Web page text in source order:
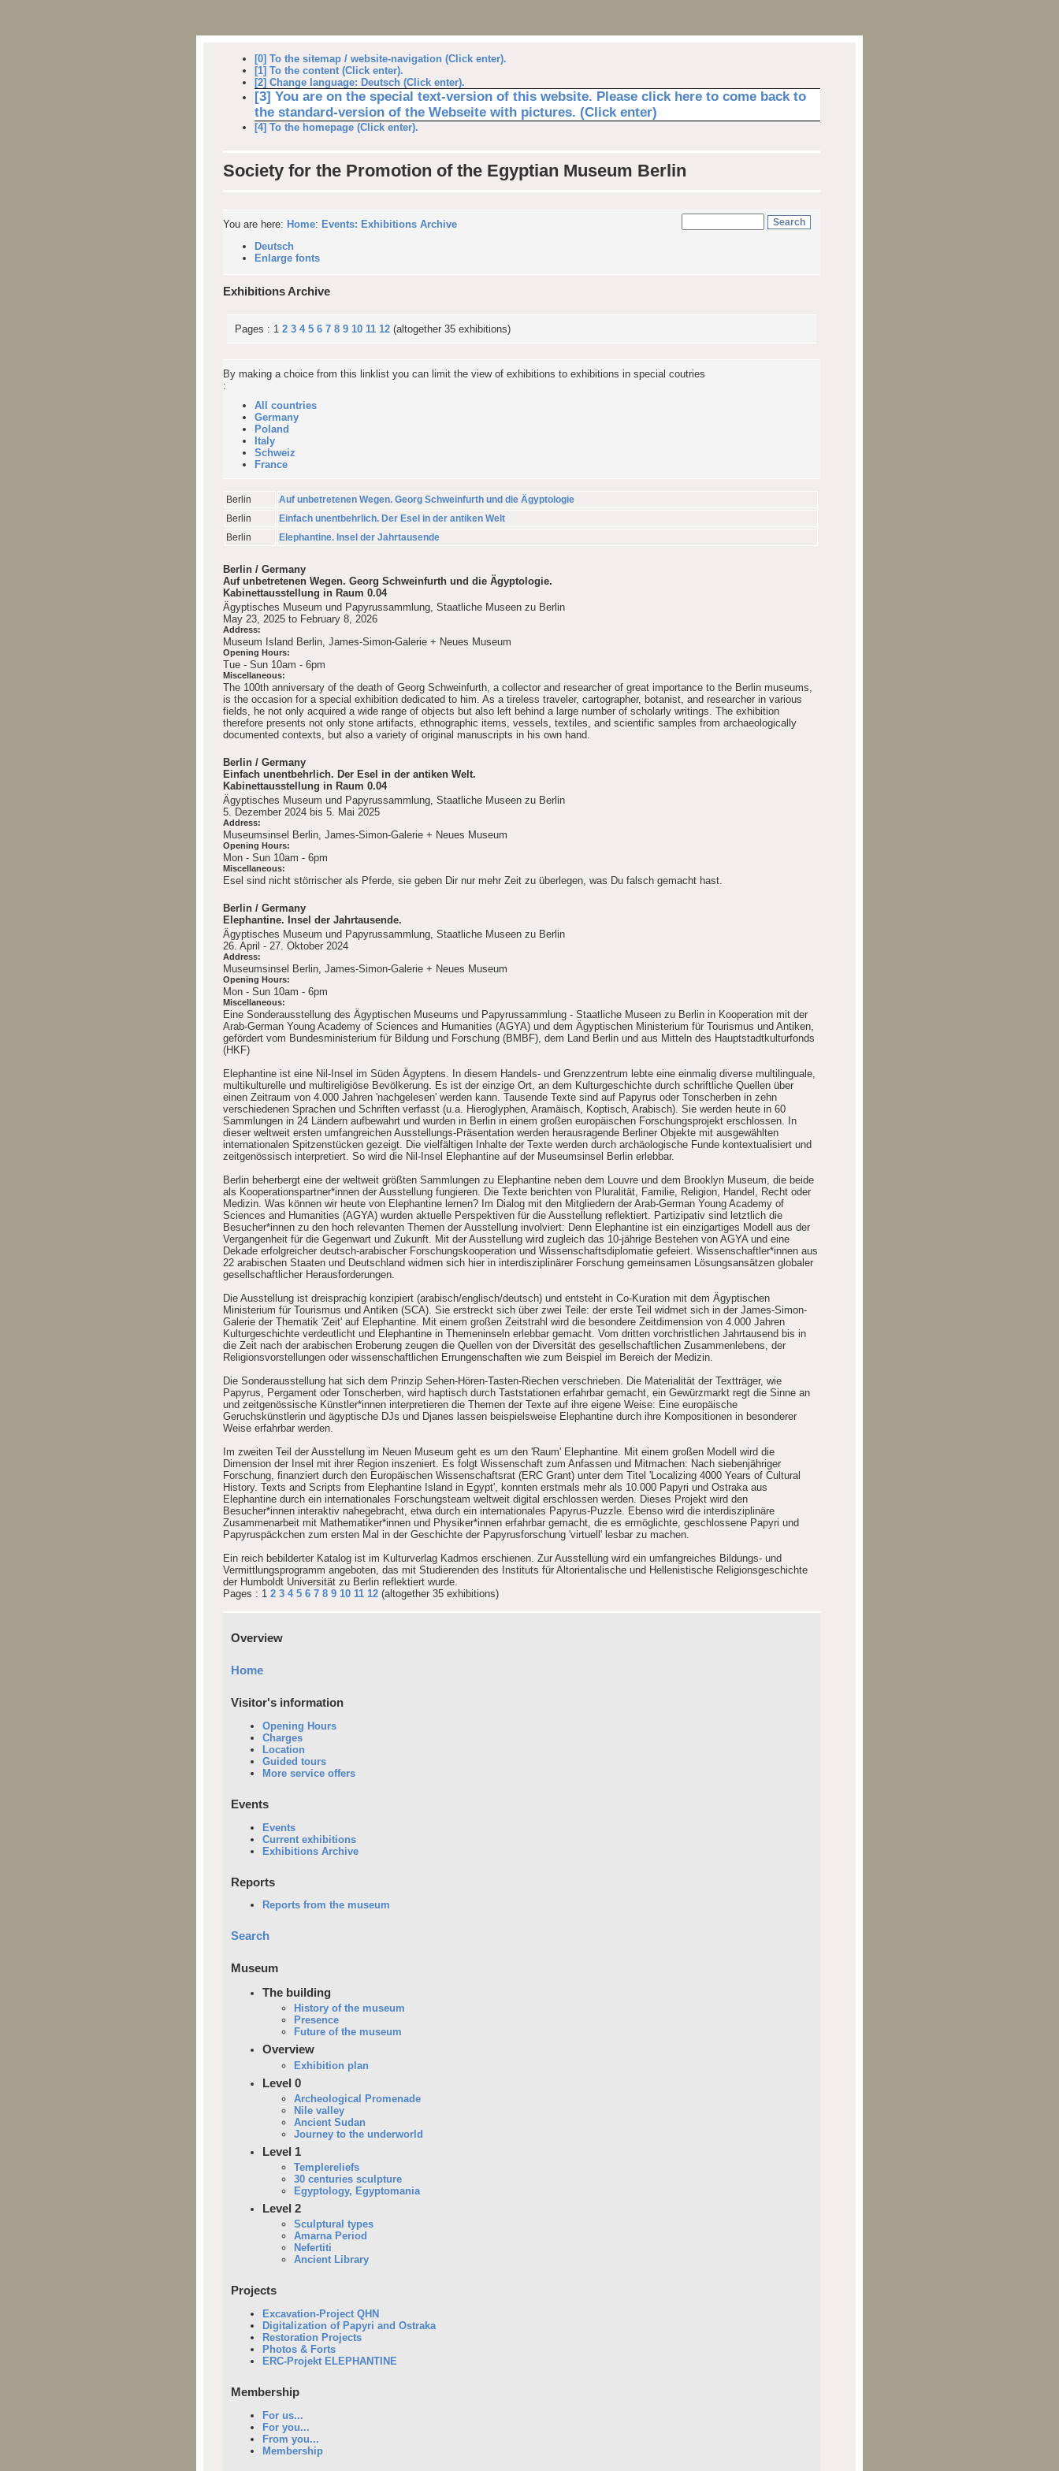
[0] To the sitemap / website-navigation (Click enter).
[1] To the content (Click enter).
[2] Change language: Deutsch (Click enter).
[3] You are on the special text-version of this website. Please click here to come back to
the standard-version of the Webseite with pictures. (Click enter)
[4] To the homepage (Click enter).
Society for the Promotion of the Egyptian Museum Berlin
You are here: Home: Events: Exhibitions Archive
Deutsch
Enlarge fonts
Exhibitions Archive
Pages : 1 2 3 4 5 6 7 8 9 10 11 12 (altogether 35 exhibitions)
By making a choice from this linklist you can limit the view of exhibitions to exhibitions in special coutries
:
All countries
Germany
Poland
Italy
Schweiz
France
Berlin
Auf unbetretenen Wegen. Georg Schweinfurth und die Ägyptologie
Berlin
Einfach unentbehrlich. Der Esel in der antiken Welt
Berlin
Elephantine. Insel der Jahrtausende
Berlin / Germany
Auf unbetretenen Wegen. Georg Schweinfurth und die Ägyptologie.
Kabinettausstellung in Raum 0.04
Ägyptisches Museum und Papyrussammlung, Staatliche Museen zu Berlin
May 23, 2025 to February 8, 2026
Address:
Museum Island Berlin, James-Simon-Galerie + Neues Museum
Opening Hours:
Tue - Sun 10am - 6pm
Miscellaneous:
The 100th anniversary of the death of Georg Schweinfurth, a collector and researcher of great importance to the Berlin museums,
is the occasion for a special exhibition dedicated to him. As a tireless traveler, cartographer, botanist, and researcher in various
fields, he not only acquired a wide range of objects but also left behind a large number of scholarly writings. The exhibition
therefore presents not only stone artifacts, ethnographic items, vessels, textiles, and scientific samples from archaeologically
documented contexts, but also a variety of original manuscripts in his own hand.
Berlin / Germany
Einfach unentbehrlich. Der Esel in der antiken Welt.
Kabinettausstellung in Raum 0.04
Ägyptisches Museum und Papyrussammlung, Staatliche Museen zu Berlin
5. Dezember 2024 bis 5. Mai 2025
Address:
Museumsinsel Berlin, James-Simon-Galerie + Neues Museum
Opening Hours:
Mon - Sun 10am - 6pm
Miscellaneous:
Esel sind nicht störrischer als Pferde, sie geben Dir nur mehr Zeit zu überlegen, was Du falsch gemacht hast.
Berlin / Germany
Elephantine. Insel der Jahrtausende.
Ägyptisches Museum und Papyrussammlung, Staatliche Museen zu Berlin
26. April - 27. Oktober 2024
Address:
Museumsinsel Berlin, James-Simon-Galerie + Neues Museum
Opening Hours:
Mon - Sun 10am - 6pm
Miscellaneous:
Eine Sonderausstellung des Ägyptischen Museums und Papyrussammlung - Staatliche Museen zu Berlin in Kooperation mit der
Arab-German Young Academy of Sciences and Humanities (AGYA) und dem Ägyptischen Ministerium für Tourismus und Antiken,
gefördert vom Bundesministerium für Bildung und Forschung (BMBF), dem Land Berlin und aus Mitteln des Hauptstadtkulturfonds
(HKF)
Elephantine ist eine Nil-Insel im Süden Ägyptens. In diesem Handels- und Grenzzentrum lebte eine einmalig diverse multilinguale,
multikulturelle und multireligiöse Bevölkerung. Es ist der einzige Ort, an dem Kulturgeschichte durch schriftliche Quellen über
einen Zeitraum von 4.000 Jahren 'nachgelesen' werden kann. Tausende Texte sind auf Papyrus oder Tonscherben in zehn
verschiedenen Sprachen und Schriften verfasst (u.a. Hieroglyphen, Aramäisch, Koptisch, Arabisch). Sie werden heute in 60
Sammlungen in 24 Ländern aufbewahrt und wurden in Berlin in einem großen europäischen Forschungsprojekt erschlossen. In
dieser weltweit ersten umfangreichen Ausstellungs-Präsentation werden herausragende Berliner Objekte mit ausgewählten
internationalen Spitzenstücken gezeigt. Die vielfältigen Inhalte der Texte werden durch archäologische Funde kontextualisiert und
zeitgenössisch interpretiert. So wird die Nil-Insel Elephantine auf der Museumsinsel Berlin erlebbar.
Berlin beherbergt eine der weltweit größten Sammlungen zu Elephantine neben dem Louvre und dem Brooklyn Museum, die beide
als Kooperationspartner*innen der Ausstellung fungieren. Die Texte berichten von Pluralität, Familie, Religion, Handel, Recht oder
Medizin. Was können wir heute von Elephantine lernen? Im Dialog mit den Mitgliedern der Arab-German Young Academy of
Sciences and Humanities (AGYA) wurden aktuelle Perspektiven für die Ausstellung reflektiert. Partizipativ sind letztlich die
Besucher*innen zu den hoch relevanten Themen der Ausstellung involviert: Denn Elephantine ist ein einzigartiges Modell aus der
Vergangenheit für die Gegenwart und Zukunft. Mit der Ausstellung wird zugleich das 10-jährige Bestehen von AGYA und eine
Dekade erfolgreicher deutsch-arabischer Forschungskooperation und Wissenschaftsdiplomatie gefeiert. Wissenschaftler*innen aus
22 arabischen Staaten und Deutschland widmen sich hier in interdisziplinärer Forschung gemeinsamen Lösungsansätzen globaler
gesellschaftlicher Herausforderungen.
Die Ausstellung ist dreisprachig konzipiert (arabisch/englisch/deutsch) und entsteht in Co-Kuration mit dem Ägyptischen
Ministerium für Tourismus und Antiken (SCA). Sie erstreckt sich über zwei Teile: der erste Teil widmet sich in der James-Simon-
Galerie der Thematik 'Zeit' auf Elephantine. Mit einem großen Zeitstrahl wird die besondere Zeitdimension von 4.000 Jahren
Kulturgeschichte verdeutlicht und Elephantine in Themeninseln erlebbar gemacht. Vom dritten vorchristlichen Jahrtausend bis in
die Zeit nach der arabischen Eroberung zeugen die Quellen von der Diversität des gesellschaftlichen Zusammenlebens, der
Religionsvorstellungen oder wissenschaftlichen Errungenschaften wie zum Beispiel im Bereich der Medizin.
Die Sonderausstellung hat sich dem Prinzip Sehen-Hören-Tasten-Riechen verschrieben. Die Materialität der Textträger, wie
Papyrus, Pergament oder Tonscherben, wird haptisch durch Taststationen erfahrbar gemacht, ein Gewürzmarkt regt die Sinne an
und zeitgenössische Künstler*innen interpretieren die Themen der Texte auf ihre eigene Weise: Eine europäische
Geruchskünstlerin und ägyptische DJs und Djanes lassen beispielsweise Elephantine durch ihre Kompositionen in besonderer
Weise erfahrbar werden.
Im zweiten Teil der Ausstellung im Neuen Museum geht es um den 'Raum' Elephantine. Mit einem großen Modell wird die
Dimension der Insel mit ihrer Region inszeniert. Es folgt Wissenschaft zum Anfassen und Mitmachen: Nach siebenjähriger
Forschung, finanziert durch den Europäischen Wissenschaftsrat (ERC Grant) unter dem Titel 'Localizing 4000 Years of Cultural
History. Texts and Scripts from Elephantine Island in Egypt', konnten erstmals mehr als 10.000 Papyri und Ostraka aus
Elephantine durch ein internationales Forschungsteam weltweit digital erschlossen werden. Dieses Projekt wird den
Besucher*innen interaktiv nahegebracht, etwa durch ein internationales Papyrus-Puzzle. Ebenso wird die interdisziplinäre
Zusammenarbeit mit Mathematiker*innen und Physiker*innen erfahrbar gemacht, die es ermöglichte, geschlossene Papyri und
Papyruspäckchen zum ersten Mal in der Geschichte der Papyrusforschung 'virtuell' lesbar zu machen.
Ein reich bebilderter Katalog ist im Kulturverlag Kadmos erschienen. Zur Ausstellung wird ein umfangreiches Bildungs- und
Vermittlungsprogramm angeboten, das mit Studierenden des Instituts für Altorientalische und Hellenistische Religionsgeschichte
der Humboldt Universität zu Berlin reflektiert wurde.
Pages : 1 2 3 4 5 6 7 8 9 10 11 12 (altogether 35 exhibitions)
Overview
Home
Visitor's information
Opening Hours
Charges
Location
Guided tours
More service offers
Events
Events
Current exhibitions
Exhibitions Archive
Reports
Reports from the museum
Search
Museum
The building
History of the museum
Presence
Future of the museum
Overview
Exhibition plan
Level 0
Archeological Promenade
Nile valley
Ancient Sudan
Journey to the underworld
Level 1
Templereliefs
30 centuries sculpture
Egyptology, Egyptomania
Level 2
Sculptural types
Amarna Period
Nefertiti
Ancient Library
Projects
Excavation-Project QHN
Digitalization of Papyri and Ostraka
Restoration Projects
Photos & Forts
ERC-Projekt ELEPHANTINE
Membership
For us...
For you...
From you...
Membership